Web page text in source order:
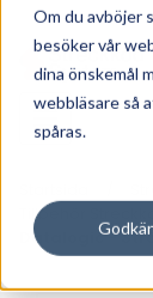
Om du avböjer
besöker vår
dina önskemål
webbläsare så
spåras.
010-162 61 90
Tillbehör
Datalogic -